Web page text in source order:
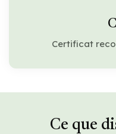
Certificat
Ce que